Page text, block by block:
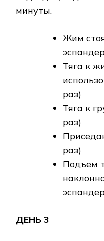
минуты.
Жим
Тяга к
раз)
Тяга к
раз)
раз)
Подъем
ДЕНЬ 3